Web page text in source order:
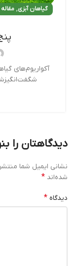
گیاهان آبزی, مقاله
آکواریوم‌های
دیدگاهتان را
نشانی ایمیل شما
شده‌اند *
دیدگاه *